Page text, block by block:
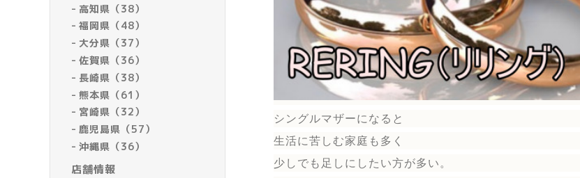
高知県（38）
福岡県（48）
大分県（37）
佐賀県（36）
長崎県（38）
熊本県（61）
宮崎県（32）
鹿児島県（57）
沖縄県（36）
店舗情報
シングルマザーになると
生活に苦しむ家庭も多く
少しでも足しにしたい方が多い。